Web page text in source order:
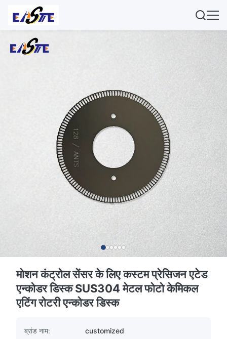
मोशन कंट्रोल सेंसर के लिए कस्टम प्रेसिजन एटेड
एन्कोडर डिस्क SUS304 मेटल फोटो केमिकल
एटिंग रोटरी एन्कोडर डिस्क
ब्रांड नाम:
customized